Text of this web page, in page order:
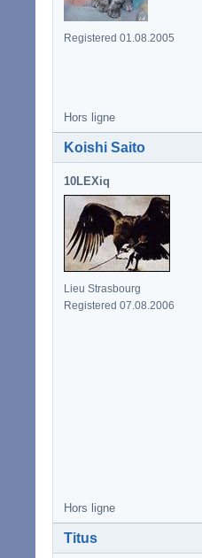
Registered 01.08.2005
Hors ligne
Koishi Saito
10LEXiq
Lieu Strasbourg
Registered 07.08.2006
Hors ligne
Titus